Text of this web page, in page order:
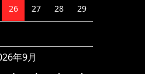
26 27 28 29
年9月